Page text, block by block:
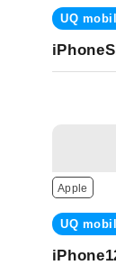
UQ
Apple
UQ